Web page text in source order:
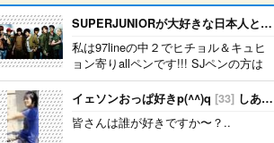
SUPERJUNIORが大好きな日本人と韓国人いますか♥？
私は97lineの中２でヒチョル＆キュヒ
ョン寄りallペンです!!! SJペンの方は
コメントかメールください!!! 文通でき
る人大歓迎です♪ 国籍と年齢とペンを
書いてくれると嬉しいです!!!..
イェソンおっぱ好きp(^^)q [33] しありん
皆さんは誰が好きですか〜？..